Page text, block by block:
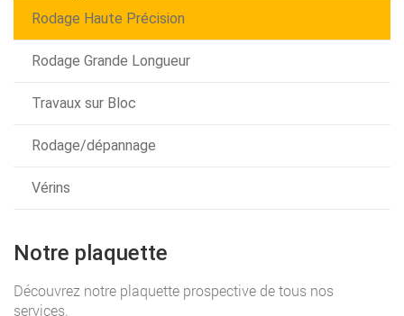
Rodage
Rodage Haute Précision
Rodage Grande Longueur
Travaux sur Bloc
Rodage/dépannage
Vérins
Nos réalisations
Equipements
Métrologie et contrôle
Contact
Rodage Haute Précision
Rodage Grande Longueur
Travaux sur Bloc
Rodage/dépannage
Vérins
Notre plaquette
Découvrez notre plaquette prospective de tous nos
services.